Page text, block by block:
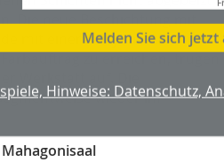
Die neue Beschichtung mit
mit einem Alkydharzanstrich
zu erreichen, trugen
Werkstatt auf. Die
wieder im
Melden Sie sich jetzt
Hinweise: Datenschutz,